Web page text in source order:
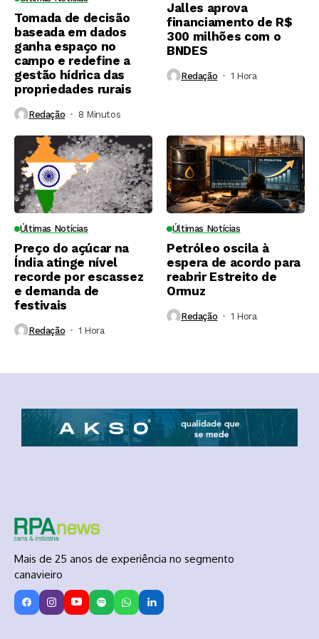
Tomada de decisão
baseada em dados
ganha espaço no
campo e redefine a
gestão hídrica das
propriedades rurais
Redação 8 Minutos ⁮
Jalles aprova
financiamento de R$
300 milhões com o
BNDES
Redação 1 Hora ⁮
Últimas Notícias
Preço do açúcar na
Índia atinge nível
recorde por escassez
e demanda de
festivais
Redação 1 Hora ⁮
Últimas Notícias
Petróleo oscila à
espera de acordo para
reabrir Estreito de
Ormuz
Redação 1 Hora ⁮
Mais de 25 anos de experiência no segmento
canavieiro